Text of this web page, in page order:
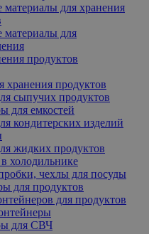
материалы для хранения
материалы для
продуктов
хранения продуктов
сыпучих продуктов
для емкостей
кондитерских изделий
жидких продуктов
холодильнике
чехлы для посуды
для продуктов
для продуктов
для СВЧ